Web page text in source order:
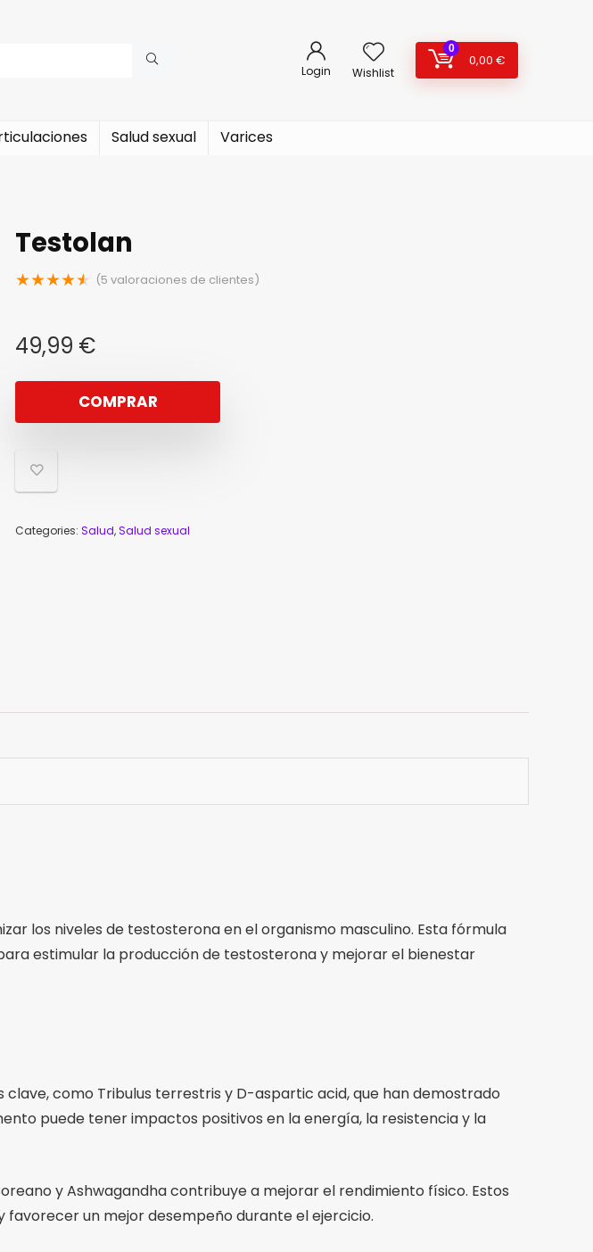
Login Wishlist
0
0,00 €
Salud sexual Varices
Testolan
★★★★★ (5 valoraciones de clientes)
49,99 €
COMPRAR
Categories: Salud,Salud sexual
los niveles de testosterona en el organismo masculino. Esta fórmula
estimular la producción de testosterona y mejorar el bienestar
como Tribulus terrestris y D-aspartic acid, que han demostrado
puede tener impactos positivos en la energía, la resistencia y la
y Ashwagandha contribuye a mejorar el rendimiento físico. Estos
un mejor desempeño durante el ejercicio.